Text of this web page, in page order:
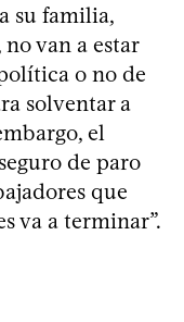
su familia,
van a estar
o no de
solventar a
el
de paro
que
va a terminar”.